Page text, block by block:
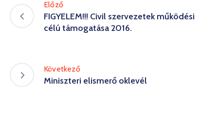
Előző
FIGYELEM!!! Civil szervezetek működési
célú támogatása 2016.
Következő
Miniszteri elismerő oklevél